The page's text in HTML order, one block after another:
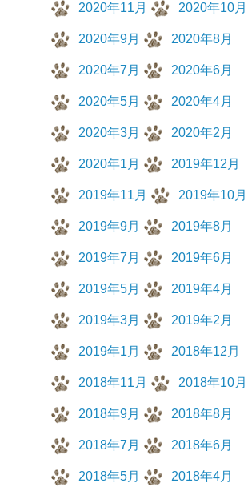
2020年11月 2020年10月
2020年9月 2020年8月
2020年7月 2020年6月
2020年5月 2020年4月
2020年3月 2020年2月
2020年1月 2019年12月
2019年11月 2019年10月
2019年9月 2019年8月
2019年7月 2019年6月
2019年5月 2019年4月
2019年3月 2019年2月
2019年1月 2018年12月
2018年11月 2018年10月
2018年9月 2018年8月
2018年7月 2018年6月
2018年5月 2018年4月